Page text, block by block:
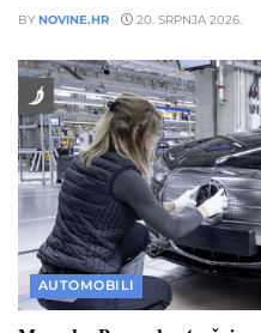
BY NOVINE.HR 20. SRPNJA 2026.
AUTOMOBILI